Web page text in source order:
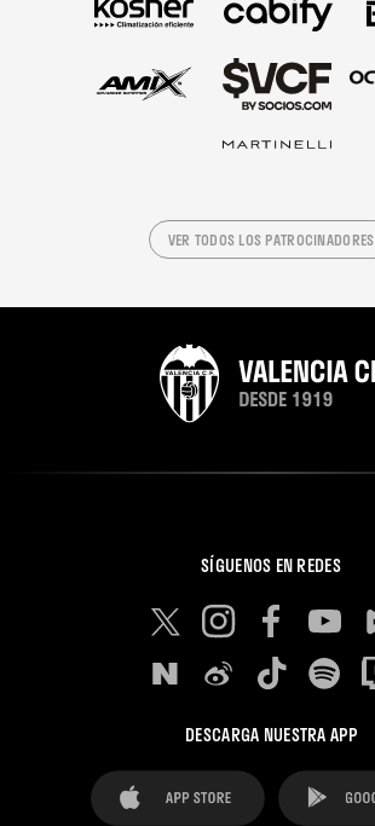
VER TODOS LOS PATROCINADORES
SÍGUENOS EN REDES
DESCARGA NUESTRA APP